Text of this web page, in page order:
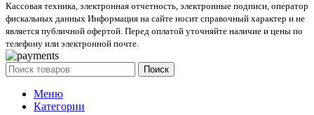
Кассовая техника, электронная отчетность, электронные подписи, оператор
фискальных данных Информация на сайте носит справочный характер и не
является публичной офертой. Перед оплатой уточняйте наличие и цены по
телефону или электронной почте.
Поиск
Меню
Категории